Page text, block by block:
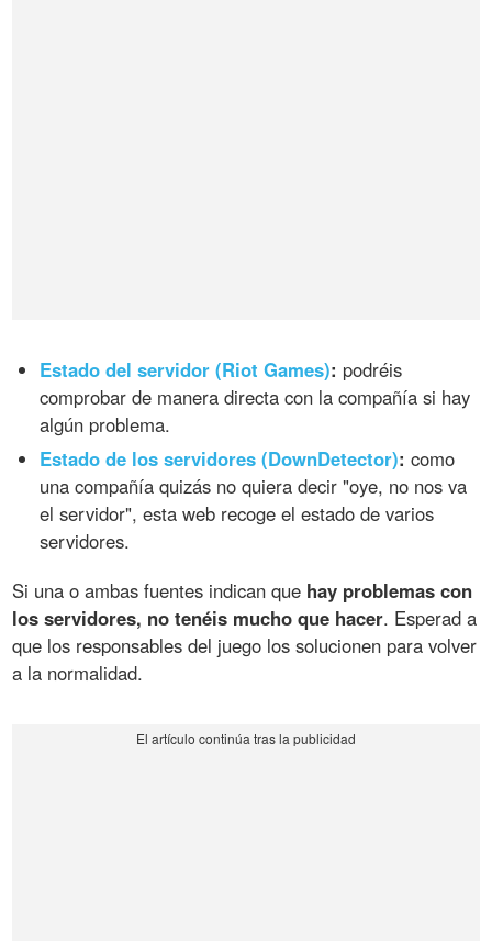
Estado del servidor (Riot Games): podréis
comprobar de manera directa con la compañía si hay
algún problema.
Estado de los servidores (DownDetector): como
una compañía quizás no quiera decir "oye, no nos va
el servidor", esta web recoge el estado de varios
servidores.
Si una o ambas fuentes indican que hay problemas con
los servidores, no tenéis mucho que hacer. Esperad a
que los responsables del juego los solucionen para volver
a la normalidad.